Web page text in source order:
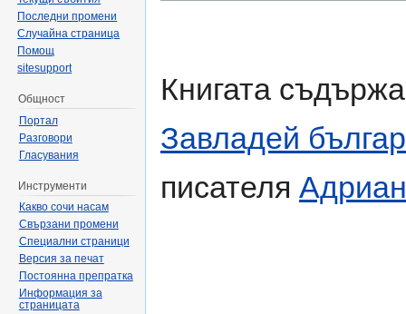
Книгата
Завладей
писателя
Последни промени
Случайна страница
Помощ
sitesupport
Общност
Портал
Разговори
Гласувания
Инструменти
Какво сочи насам
Свързани промени
Специални страници
Версия за печат
Постоянна препратка
Информация за
страницата